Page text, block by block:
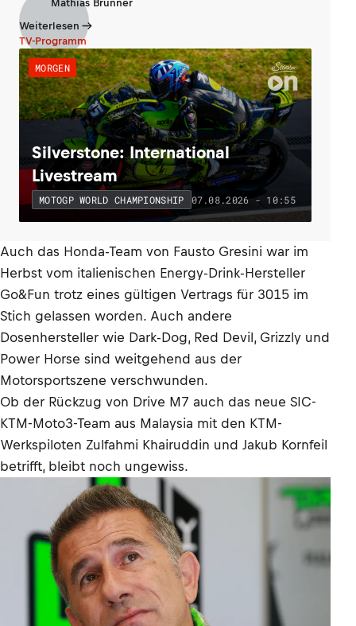
Mathias Brunner
Weiterlesen
TV-Programm
MORGEN
Silverstone: International
Livestream
MOTOGP WORLD CHAMPIONSHIP 07.08.2026 - 10:55
Auch das Honda-Team von Fausto Gresini war im
Herbst vom italienischen Energy-Drink-Hersteller
Go&Fun trotz eines gültigen Vertrags für 3015 im
Stich gelassen worden. Auch andere
Dosenhersteller wie Dark-Dog, Red Devil, Grizzly und
Power Horse sind weitgehend aus der
Motorsportszene verschwunden.
Ob der Rückzug von Drive M7 auch das neue SIC-
KTM-Moto3-Team aus Malaysia mit den KTM-
Werkspiloten Zulfahmi Khairuddin und Jakub Kornfeil
betrifft, bleibt noch ungewiss.